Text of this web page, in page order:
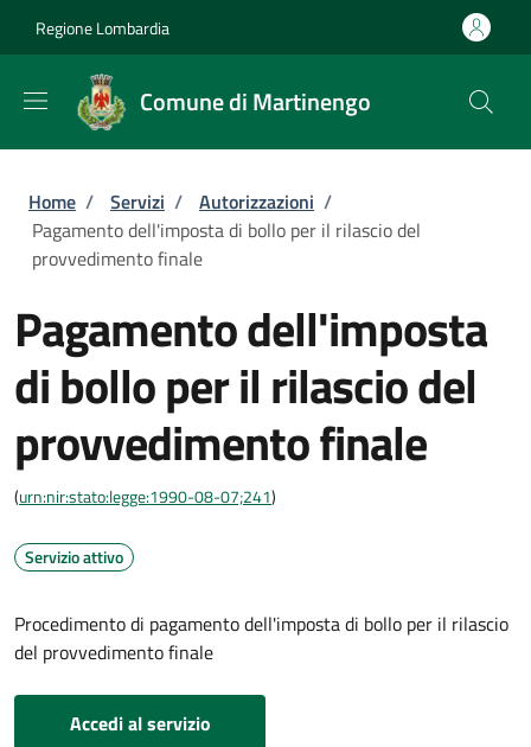
Regione Lombardia
Comune di Martinengo
Briciole di pane
Home / Servizi / Autorizzazioni /
Pagamento dell'imposta di bollo per il rilascio del
provvedimento finale
Pagamento dell'imposta
di bollo per il rilascio del
provvedimento finale
(urn:nir:stato:legge:1990-08-07;241)
Servizio attivo
Procedimento di pagamento dell'imposta di bollo per il rilascio
del provvedimento finale
Accedi al servizio